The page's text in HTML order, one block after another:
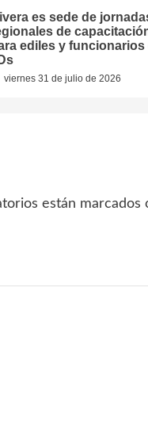
es sede de
de
ediles y funcionarios
viernes 31 de julio de 2026
están marcados